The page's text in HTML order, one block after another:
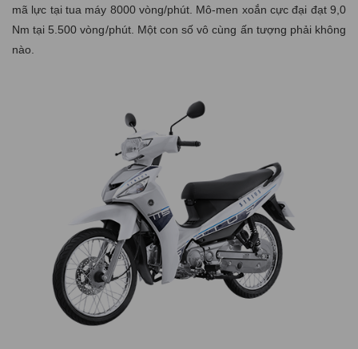
mã lực tại tua máy 8000 vòng/phút. Mô-men xoắn cực đại đạt 9,0
Nm tại 5.500 vòng/phút. Một con số vô cùng ấn tượng phải không
nào.